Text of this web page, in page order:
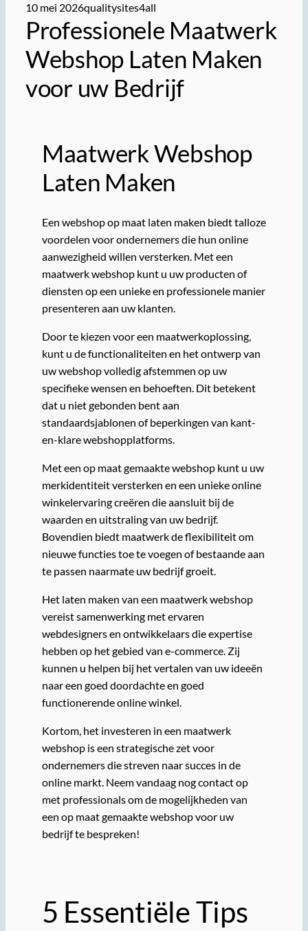
10 mei 2026qualitysites4all
Professionele Maatwerk
Webshop Laten Maken
voor uw Bedrijf
Maatwerk Webshop
Laten Maken
Een webshop op maat laten maken biedt talloze
voordelen voor ondernemers die hun online
aanwezigheid willen versterken. Met een
maatwerk webshop kunt u uw producten of
diensten op een unieke en professionele manier
presenteren aan uw klanten.
Door te kiezen voor een maatwerkoplossing,
kunt u de functionaliteiten en het ontwerp van
uw webshop volledig afstemmen op uw
specifieke wensen en behoeften. Dit betekent
dat u niet gebonden bent aan
standaardsjablonen of beperkingen van kant-
en-klare webshopplatforms.
Met een op maat gemaakte webshop kunt u uw
merkidentiteit versterken en een unieke online
winkelervaring creëren die aansluit bij de
waarden en uitstraling van uw bedrijf.
Bovendien biedt maatwerk de flexibiliteit om
nieuwe functies toe te voegen of bestaande aan
te passen naarmate uw bedrijf groeit.
Het laten maken van een maatwerk webshop
vereist samenwerking met ervaren
webdesigners en ontwikkelaars die expertise
hebben op het gebied van e-commerce. Zij
kunnen u helpen bij het vertalen van uw ideeën
naar een goed doordachte en goed
functionerende online winkel.
Kortom, het investeren in een maatwerk
webshop is een strategische zet voor
ondernemers die streven naar succes in de
online markt. Neem vandaag nog contact op
met professionals om de mogelijkheden van
een op maat gemaakte webshop voor uw
bedrijf te bespreken!
5 Essentiële Tips